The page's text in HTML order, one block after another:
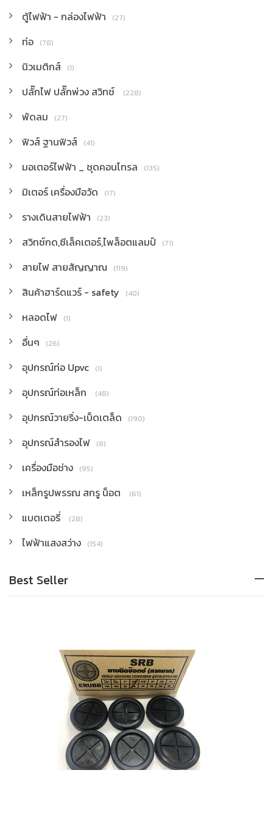
ตู้ไฟฟ้า - กล่องไฟฟ้า (27)
ท่อ (78)
นิวเมติกส์ (1)
ปลั๊กไฟ ปลั๊กพ่วง สวิทช์ (228)
พัดลม (27)
ฟิวส์ ฐานฟิวส์ (41)
มอเตอร์ไฟฟ้า _ ชุดคอนโทรล (135)
มิเตอร์ เครื่องมือวัด (17)
รางเดินสายไฟฟ้า (23)
สวิทช์กด,ซีเล็คเตอร์,ไพล็อตแลมป์ (71)
สายไฟ สายสัญญาณ (119)
สินค้าฮาร์ดแวร์ - safety (40)
หลอดไฟ (1)
อื่นๆ (26)
อุปกรณ์ท่อ Upvc (1)
อุปกรณ์ท่อเหล็ก (48)
อุปกรณ์วายริ่ง-เบ็ดเตล็ด (190)
อุปกรณ์สำรองไฟ (8)
เครื่องมือช่าง (95)
เหล็กรูปพรรณ สกรู น็อต (61)
แบตเตอรี่ (28)
ไฟฟ้าแสงสว่าง (154)
Best Seller